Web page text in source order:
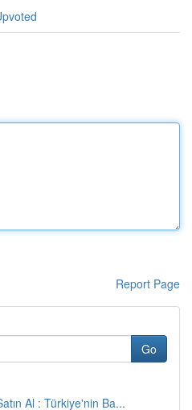
Report Page
Go
Al : Türkiye'nin Ba...